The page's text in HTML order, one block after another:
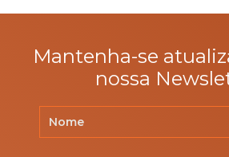
Mantenha-se
nossa